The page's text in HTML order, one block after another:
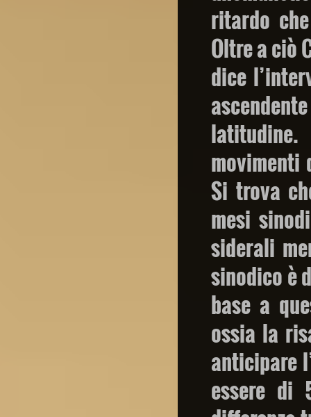
ritardo
Oltre a ciò
dice
movimenti
Si trova
mesi
siderali
sinodico è
base a
ossia la
anticipare
essere di